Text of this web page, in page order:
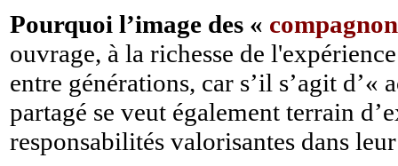
Pourquoi l’image des «
ouvrage, à la richesse de
entre générations, car s’il s’agit
partagé se veut également terrain
responsabilités valorisantes dans